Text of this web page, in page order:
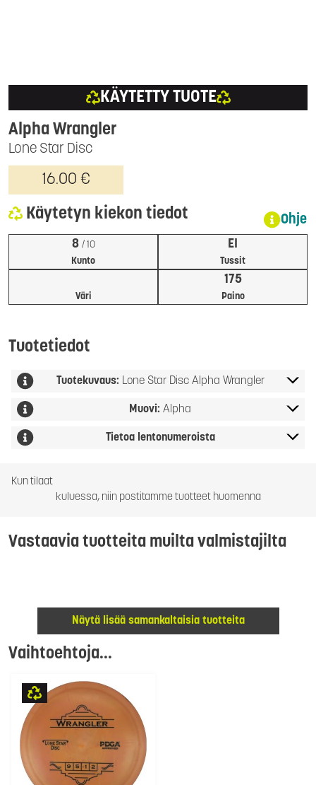
KÄYTETTY TUOTE
Lone Star Disc
Alpha Wrangler
16.00 €
Käytetyn kiekon tiedot Ohje
Kunto
8 / 10
Tussit
EI
Väri Paino
175
Tuotetiedot
Tuotekuvaus: Lone Star Disc Alpha Wrangler
Muovi: Alpha
Tietoa lentonumeroista
Kun tilaat
kuluessa, niin postitamme tuotteet huomenna
Vastaavia tuotteita muilta valmistajilta
Näytä lisää samankaltaisia tuotteita
Vaihtoehtoja...